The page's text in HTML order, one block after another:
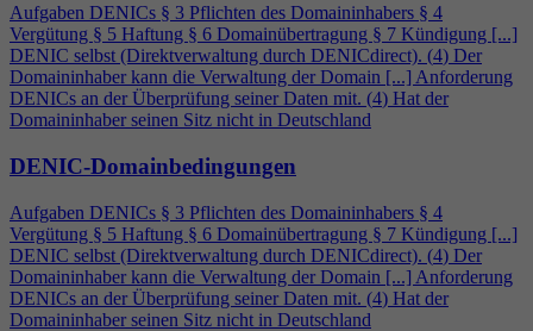
Aufgaben DENICs § 3 Pflichten des Domaininhabers § 4
Vergütung § 5 Haftung § 6 Domainübertragung § 7 Kündigung [...]
DENIC selbst (Direktverwaltung durch DENICdirect). (4) Der
Domaininhaber kann die Verwaltung der Domain [...] Anforderung
DENICs an der Überprüfung seiner Daten mit. (4) Hat der
Domaininhaber seinen Sitz nicht in Deutschland
DENIC-Domainbedingungen
Aufgaben DENICs § 3 Pflichten des Domaininhabers § 4
Vergütung § 5 Haftung § 6 Domainübertragung § 7 Kündigung [...]
DENIC selbst (Direktverwaltung durch DENICdirect). (4) Der
Domaininhaber kann die Verwaltung der Domain [...] Anforderung
DENICs an der Überprüfung seiner Daten mit. (4) Hat der
Domaininhaber seinen Sitz nicht in Deutschland